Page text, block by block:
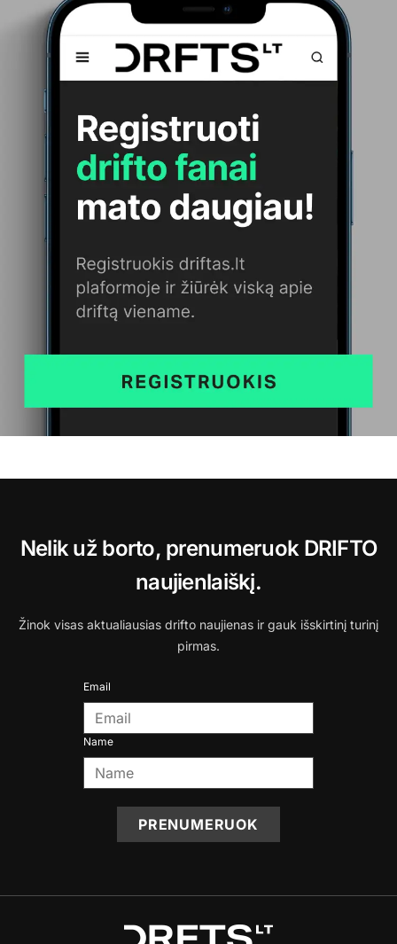
Nelik už borto, prenumeruok DRIFTO
naujienlaiškį.
Žinok visas aktualiausias drifto naujienas ir gauk išskirtinį turinį
pirmas.
Email
Name
PRENUMERUOK